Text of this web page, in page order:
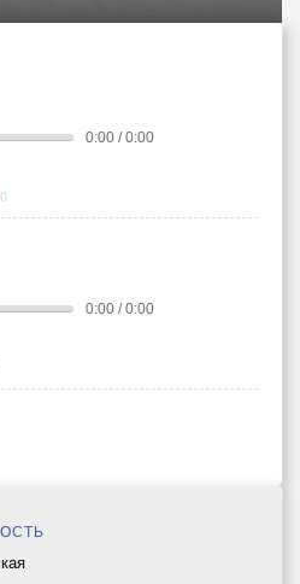
0:00 / 0:00
0
0:00 / 0:00